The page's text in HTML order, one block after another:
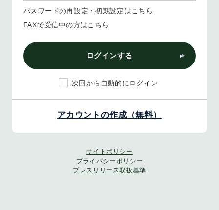
パスワードの再設定・初期設定はこちら
FAXで受信中の方はこちら
ログインする
次回から自動的にログイン
アカウントの作成（無料）
サイトポリシー
プライバシーポリシー
プレスリリース取扱基準